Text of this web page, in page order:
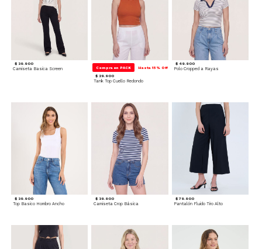
$ 39.900
Camiseta Basica Screen Compra en PACK Hasta 15% Off
$ 29.900
Tank Top Cuello Redondo
$ 49.900
Polo Cropped a Rayas
$ 39.900
Top Basico Hombro Ancho
$ 39.900
Camiseta Crop Básica
$ 79.900
Pantalón Fluido Tiro Alto